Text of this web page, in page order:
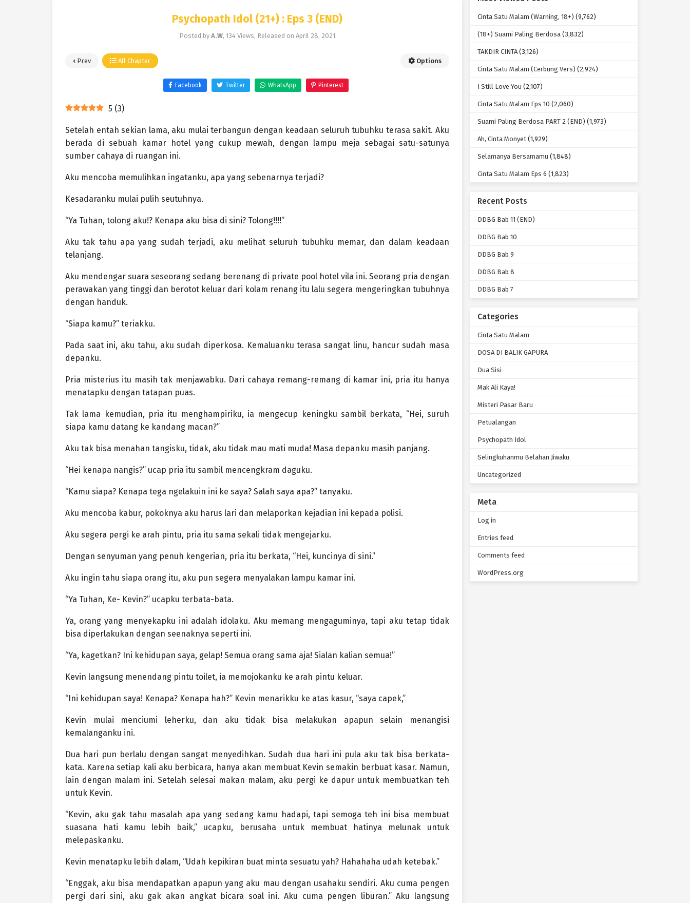
Psychopath Idol (21+) : Eps 3 (END)
Posted by A.W, 134 Views, Released on April 28, 2021
Prev All Chapter Options
Facebook Twitter WhatsApp Pinterest
5 (3)
Setelah entah sekian lama, aku mulai terbangun dengan keadaan seluruh tubuhku terasa sakit. Aku
berada di sebuah kamar hotel yang cukup mewah, dengan lampu meja sebagai satu-satunya
sumber cahaya di ruangan ini.
Aku mencoba memulihkan ingatanku, apa yang sebenarnya terjadi?
Kesadaranku mulai pulih seutuhnya.
“Ya Tuhan, tolong aku!? Kenapa aku bisa di sini? Tolong!!!!”
Aku tak tahu apa yang sudah terjadi, aku melihat seluruh tubuhku memar, dan dalam keadaan
telanjang.
Aku mendengar suara seseorang sedang berenang di private pool hotel vila ini. Seorang pria dengan
perawakan yang tinggi dan berotot keluar dari kolam renang itu lalu segera mengeringkan tubuhnya
dengan handuk.
“Siapa kamu?” teriakku.
Pada saat ini, aku tahu, aku sudah diperkosa. Kemaluanku terasa sangat linu, hancur sudah masa
depanku.
Pria misterius itu masih tak menjawabku. Dari cahaya remang-remang di kamar ini, pria itu hanya
menatapku dengan tatapan puas.
Tak lama kemudian, pria itu menghampiriku, ia mengecup keningku sambil berkata, “Hei, suruh
siapa kamu datang ke kandang macan?”
Aku tak bisa menahan tangisku, tidak, aku tidak mau mati muda! Masa depanku masih panjang.
“Hei kenapa nangis?” ucap pria itu sambil mencengkram daguku.
“Kamu siapa? Kenapa tega ngelakuin ini ke saya? Salah saya apa?” tanyaku.
Aku mencoba kabur, pokoknya aku harus lari dan melaporkan kejadian ini kepada polisi.
Aku segera pergi ke arah pintu, pria itu sama sekali tidak mengejarku.
Dengan senyuman yang penuh kengerian, pria itu berkata, “Hei, kuncinya di sini.”
Aku ingin tahu siapa orang itu, aku pun segera menyalakan lampu kamar ini.
“Ya Tuhan, Ke- Kevin?” ucapku terbata-bata.
Ya, orang yang menyekapku ini adalah idolaku. Aku memang mengaguminya, tapi aku tetap tidak
bisa diperlakukan dengan seenaknya seperti ini.
“Ya, kagetkan? Ini kehidupan saya, gelap! Semua orang sama aja! Sialan kalian semua!”
Kevin langsung menendang pintu toilet, ia memojokanku ke arah pintu keluar.
“Ini kehidupan saya! Kenapa? Kenapa hah?” Kevin menarikku ke atas kasur, “saya capek,”
Kevin mulai menciumi leherku, dan aku tidak bisa melakukan apapun selain menangisi
kemalanganku ini.
Dua hari pun berlalu dengan sangat menyedihkan. Sudah dua hari ini pula aku tak bisa berkata-
kata. Karena setiap kali aku berbicara, hanya akan membuat Kevin semakin berbuat kasar. Namun,
lain dengan malam ini. Setelah selesai makan malam, aku pergi ke dapur untuk membuatkan teh
untuk Kevin.
“Kevin, aku gak tahu masalah apa yang sedang kamu hadapi, tapi semoga teh ini bisa membuat
suasana hati kamu lebih baik,” ucapku, berusaha untuk membuat hatinya melunak untuk
melepaskanku.
Kevin menatapku lebih dalam, “Udah kepikiran buat minta sesuatu yah? Hahahaha udah ketebak.”
“Enggak, aku bisa mendapatkan apapun yang aku mau dengan usahaku sendiri. Aku cuma pengen
pergi dari sini, aku gak akan angkat bicara soal ini. Aku cuma pengen liburan.” Aku langsung
Cinta Satu Malam (Warning, 18+) (9,762)
(18+) Suami Paling Berdosa (3,832)
TAKDIR CINTA (3,126)
Cinta Satu Malam (Cerbung Vers) (2,924)
I Still Love You (2,107)
Cinta Satu Malam Eps 10 (2,060)
Suami Paling Berdosa PART 2 (END) (1,973)
Ah, Cinta Monyet (1,929)
Selamanya Bersamamu (1,848)
Cinta Satu Malam Eps 6 (1,823)
Recent Posts
DDBG Bab 11 (END)
DDBG Bab 10
DDBG Bab 9
DDBG Bab 8
DDBG Bab 7
Categories
Cinta Satu Malam
DOSA DI BALIK GAPURA
Dua Sisi
Mak Ali Kaya!
Misteri Pasar Baru
Petualangan
Psychopath Idol
Selingkuhanmu Belahan Jiwaku
Uncategorized
Meta
Log in
Entries feed
Comments feed
WordPress.org